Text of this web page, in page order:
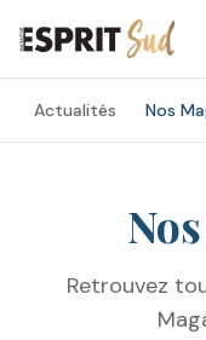
Actualités Nos
Retrouvez